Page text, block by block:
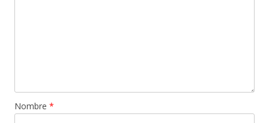
Nombre *